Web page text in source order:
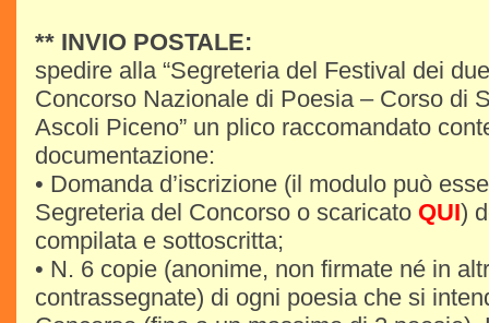
** INVIO POSTALE:
spedire alla “Segreteria del Festival dei
Concorso Nazionale di Poesia – Corso di
Ascoli Piceno” un plico raccomandato
documentazione:
• Domanda d’iscrizione (il modulo può
Segreteria del Concorso o scaricato QUI)
compilata e sottoscritta;
• N. 6 copie (anonime, non firmate né in
contrassegnate) di ogni poesia che si